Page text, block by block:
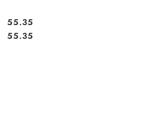
Cena:
55.35
Cena:
55.35